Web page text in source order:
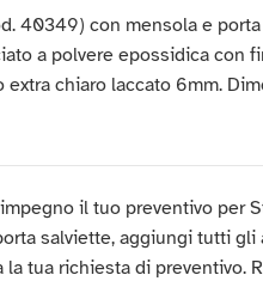
40349) con mensola e
a polvere epossidica con
extra chiaro laccato 6mm.
il tuo preventivo per
salviette, aggiungi tutti gli
tua richiesta di preventivo.